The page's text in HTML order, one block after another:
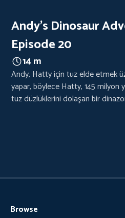
Andy's Dinosaur
Episode 20
14 m
Andy, Hatty için tuz elde etmek
yapar, böylece Hatty, 145 milyon
tuz düzlüklerini dolaşan bir
Browse